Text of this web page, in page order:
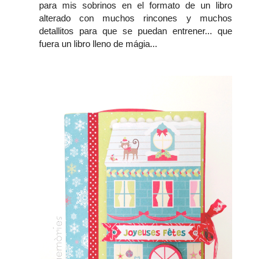
para mis sobrinos en el formato de un libro
alterado con muchos rincones y muchos
detallitos para que se puedan entrener... que
fuera un libro lleno de mágia...